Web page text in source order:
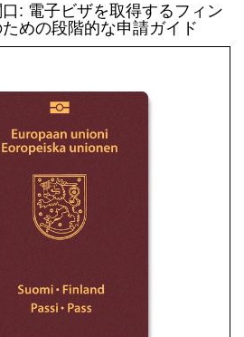
: 電子ビザを取得するフィン
めの段階的な申請ガイド